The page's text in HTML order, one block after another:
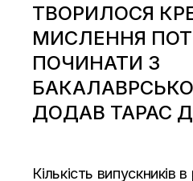
ТВОРИЛОСЯ
МИСЛЕННЯ
ПОЧИНАТИ З
ДОДАВ ТАРАС
Кількість випускників